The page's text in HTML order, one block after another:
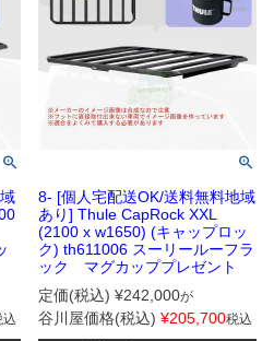
込
8- [個人宅配送OK/送料無料地域
あり] Thule CapRock XXL
(2100 x w1650) (キャップロッ
ク) th611006 スーリールーフラ
ック マグカッププレゼント
定価(税込) ¥242,000が
谷川屋価格(税込) ¥205,700税込